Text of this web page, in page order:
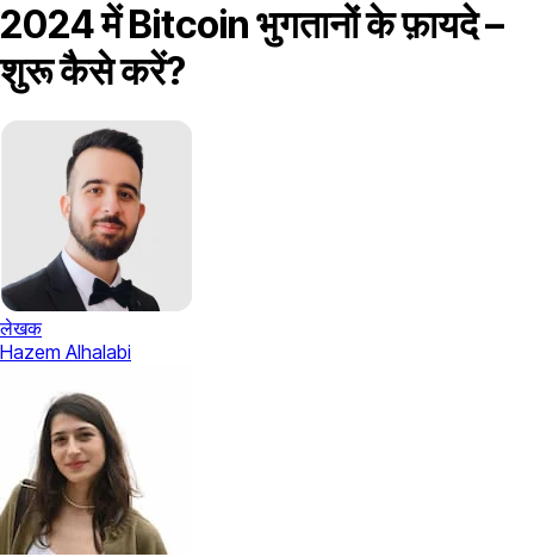
2024 में Bitcoin भुगतानों के फ़ायदे –
शुरू कैसे करें?
लेखक
Hazem Alhalabi